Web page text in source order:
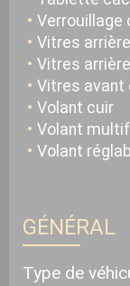
Verrouillage
Vitres
Vitres
Vitres avant
Volant cuir
Volant
Volant
GÉNÉRAL
Type de